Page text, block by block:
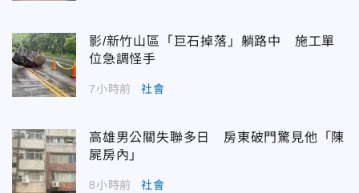
影/新竹山區「巨石掉落」躺路中 施工單
位急調怪手
7小時前 社會
高雄男公關失聯多日 房東破門驚見他「陳
屍房內」
8小時前 社會